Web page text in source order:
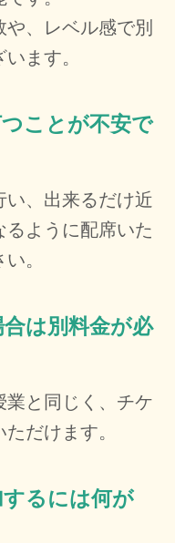
、レベル感で別
ます。
ことが不安で
い、出来るだけ近
ように配席いた
。
は別料金が必
業と同じく、チケ
だけます。
るには何が